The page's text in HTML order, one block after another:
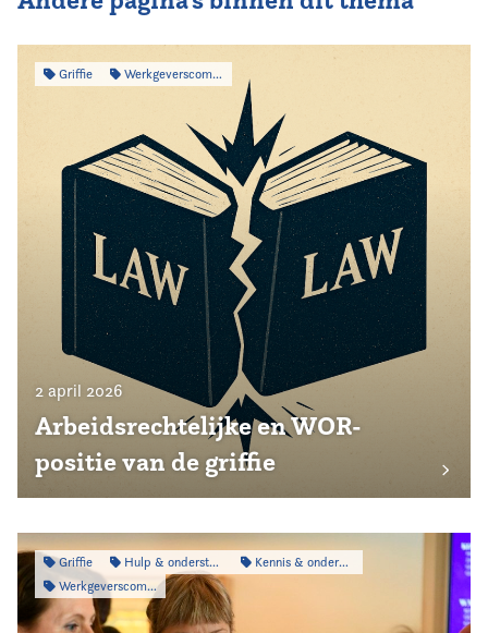
Griffie Werkgeverscommissie
2 april 2026
Arbeidsrechtelijke en WOR-
positie van de griffie
Griffie Hulp & ondersteuning
Kennis & onderzoek
Werkgeverscommissie